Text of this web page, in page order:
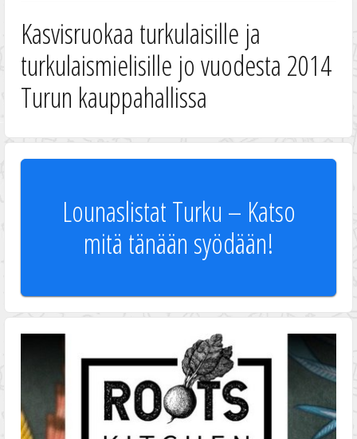
Kasvisruokaa turkulaisille ja
turkulaismielisille jo vuodesta 2014
Turun kauppahallissa
Lounaslistat Turku – Katso
mitä tänään syödään!